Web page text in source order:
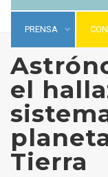
PRENSA
el
Tierra